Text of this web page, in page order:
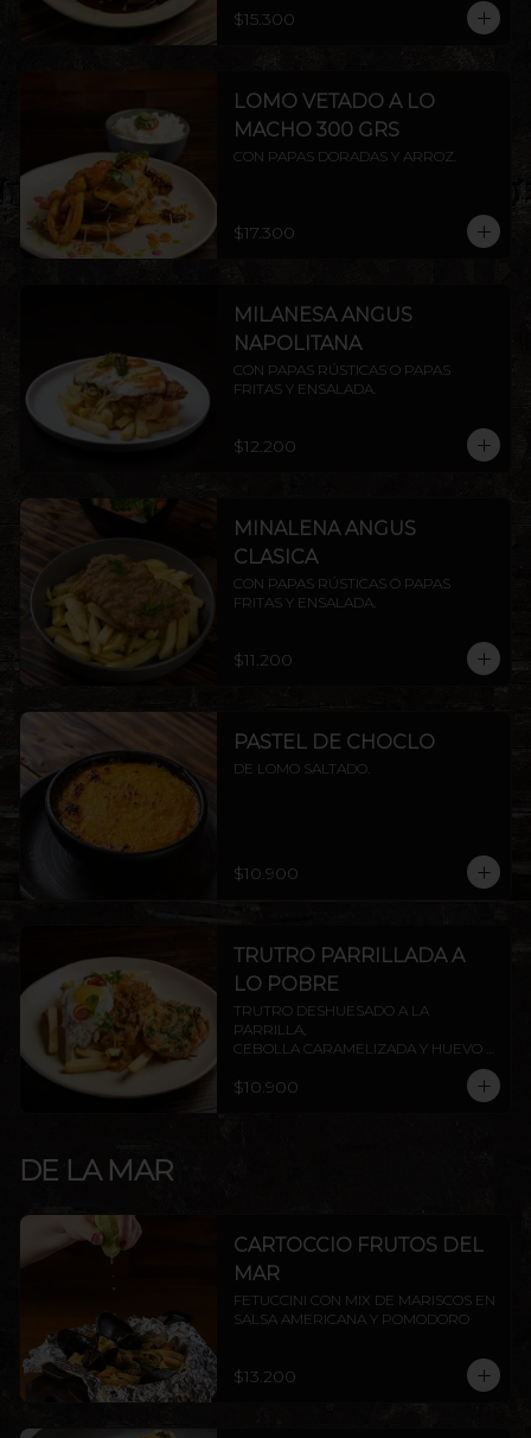
$15.300
LOMO VETADO A LO
MACHO 300 GRS
CON PAPAS DORADAS Y ARROZ.
$17.300
MILANESA ANGUS
NAPOLITANA
CON PAPAS RÚSTICAS O PAPAS
FRITAS Y ENSALADA.
$12.200
MINALENA ANGUS
CLASICA
CON PAPAS RÚSTICAS O PAPAS
FRITAS Y ENSALADA.
$11.200
PASTEL DE CHOCLO
DE LOMO SALTADO.
$10.900
TRUTRO PARRILLADA A
LO POBRE
TRUTRO DESHUESADO A LA
PARRILLA,
CEBOLLA CARAMELIZADA Y HUEVO
$10.900
DE LA MAR
CARTOCCIO FRUTOS DEL
MAR
FETUCCINI CON MIX DE MARISCOS EN
SALSA AMERICANA Y POMODORO
$13.200